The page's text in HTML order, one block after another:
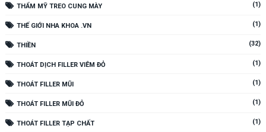
THẨM MỸ TREO CUNG MÀY (1)
THẾ GIỚI NHA KHOA .VN (1)
THIỀN (32)
THOÁT DỊCH FILLER VIÊM ĐỎ (1)
THOÁT FILLER MŨI (1)
THOÁT FILLER MŨI ĐỎ (1)
THOÁT FILLER TẠP CHẤT (1)